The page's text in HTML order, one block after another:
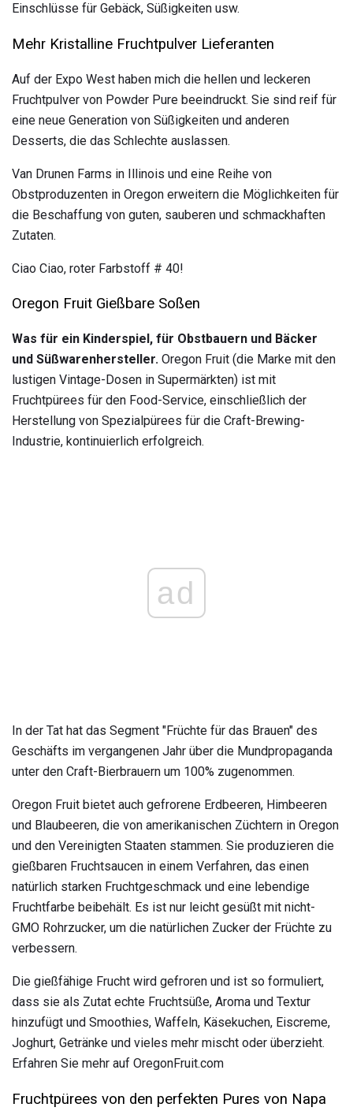
Einschlüsse für Gebäck, Süßigkeiten usw.
Mehr Kristalline Fruchtpulver Lieferanten
Auf der Expo West haben mich die hellen und leckeren
Fruchtpulver von Powder Pure beeindruckt. Sie sind reif für
eine neue Generation von Süßigkeiten und anderen
Desserts, die das Schlechte auslassen.
Van Drunen Farms in Illinois und eine Reihe von
Obstproduzenten in Oregon erweitern die Möglichkeiten für
die Beschaffung von guten, sauberen und schmackhaften
Zutaten.
Ciao Ciao, roter Farbstoff # 40!
Oregon Fruit Gießbare Soßen
Was für ein Kinderspiel, für Obstbauern und Bäcker
und Süßwarenhersteller. Oregon Fruit (die Marke mit den
lustigen Vintage-Dosen in Supermärkten) ist mit
Fruchtpürees für den Food-Service, einschließlich der
Herstellung von Spezialpürees für die Craft-Brewing-
Industrie, kontinuierlich erfolgreich.
ad
In der Tat hat das Segment "Früchte für das Brauen" des
Geschäfts im vergangenen Jahr über die Mundpropaganda
unter den Craft-Bierbrauern um 100% zugenommen.
Oregon Fruit bietet auch gefrorene Erdbeeren, Himbeeren
und Blaubeeren, die von amerikanischen Züchtern in Oregon
und den Vereinigten Staaten stammen. Sie produzieren die
gießbaren Fruchtsaucen in einem Verfahren, das einen
natürlich starken Fruchtgeschmack und eine lebendige
Fruchtfarbe beibehält. Es ist nur leicht gesüßt mit nicht-
GMO Rohrzucker, um die natürlichen Zucker der Früchte zu
verbessern.
Die gießfähige Frucht wird gefroren und ist so formuliert,
dass sie als Zutat echte Fruchtsüße, Aroma und Textur
hinzufügt und Smoothies, Waffeln, Käsekuchen, Eiscreme,
Joghurt, Getränke und vieles mehr mischt oder überzieht.
Erfahren Sie mehr auf OregonFruit.com
Fruchtpürees von den perfekten Pures von Napa